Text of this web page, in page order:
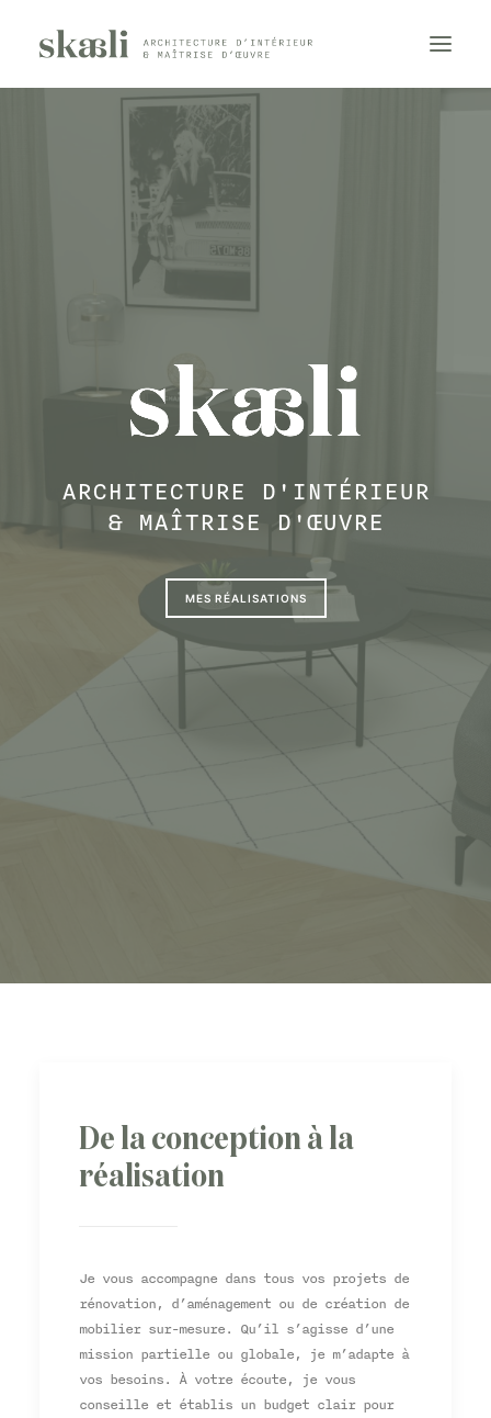
PRESTATIONS
RÉALISATIONS
À PROPOS
CONTACT
RÉSERVER UN APPEL
ARCHITECTURE D'INTÉRIEUR
& MAÎTRISE D'ŒUVRE
MES RÉALISATIONS
De la conception à la
réalisation
Je vous accompagne dans tous vos projets de
rénovation, d’aménagement ou de création de
mobilier sur-mesure. Qu’il s’agisse d’une
mission partielle ou globale, je m’adapte à
vos besoins. À votre écoute, je vous
conseille et établis un budget clair pour